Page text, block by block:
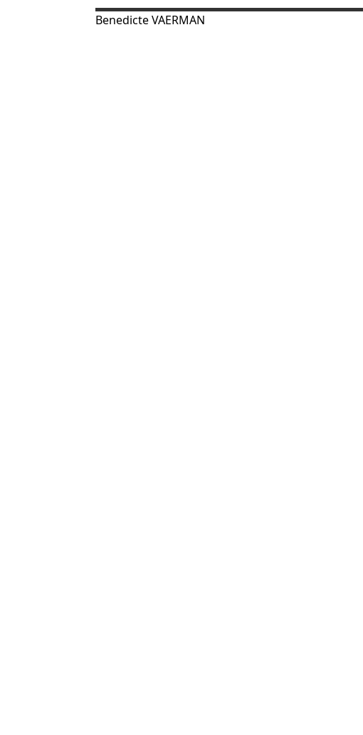
BenedicteVAERMAN